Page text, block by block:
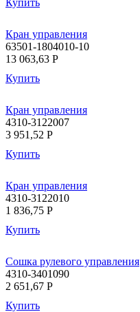
Кран управления
63501-1804010-10
13 063,63 P
Купить
Кран управления
4310-3122007
3 951,52 P
Купить
Кран управления
4310-3122010
1 836,75 P
Купить
Сошка рулевого управления
4310-3401090
2 651,67 P
Купить